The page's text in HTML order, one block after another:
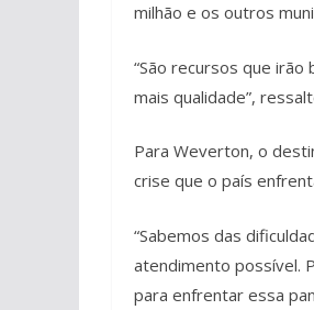
milhão e os outros
“São recursos que
mais qualidade”,
Para Weverton, o
crise que o país
“Sabemos das
atendimento possível.
para enfrentar essa